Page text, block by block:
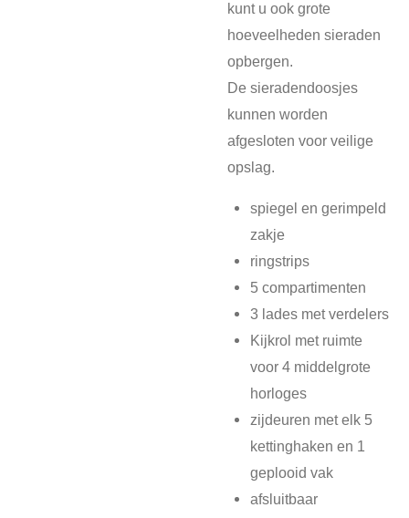
kunt u ook grote
hoeveelheden sieraden
opbergen.
De sieradendoosjes
kunnen worden
afgesloten voor veilige
opslag.
spiegel en gerimpeld
zakje
ringstrips
5 compartimenten
3 lades met verdelers
Kijkrol met ruimte
voor 4 middelgrote
horloges
zijdeuren met elk 5
kettinghaken en 1
geplooid vak
afsluitbaar